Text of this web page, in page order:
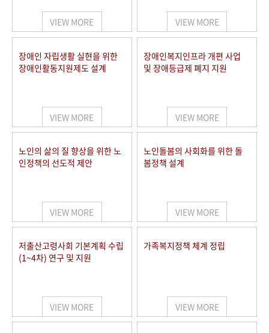
VIEW MORE VIEW MORE
장애인 자립생활 실현을 위한
장애인활동지원제도 설계
VIEW MORE
장애인복지인프라 개편 사업
및 장애등급제 폐지 지원
VIEW MORE
노인의 삶의 질 향상을 위한 노
인정책의 선도적 제안
VIEW MORE
노인돌봄의 사회화를 위한 돌
봄정책 설계
VIEW MORE
저출산고령사회 기본계획 수립
(1~4차) 연구 및 지원
VIEW MORE
가족복지정책 체계 정립
VIEW MORE